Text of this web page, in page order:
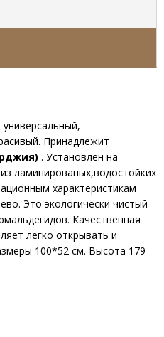
Принадлежит
. Установлен на
ламинированых,водостойких
характеристикам
Это экологически чистый
Качественная
легко открывать и
100*52 см. Высота 179